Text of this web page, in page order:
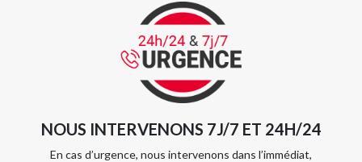
NOUS INTERVENONS 7J/7 ET 24H/24
En cas d’urgence, nous intervenons dans l’immédiat,